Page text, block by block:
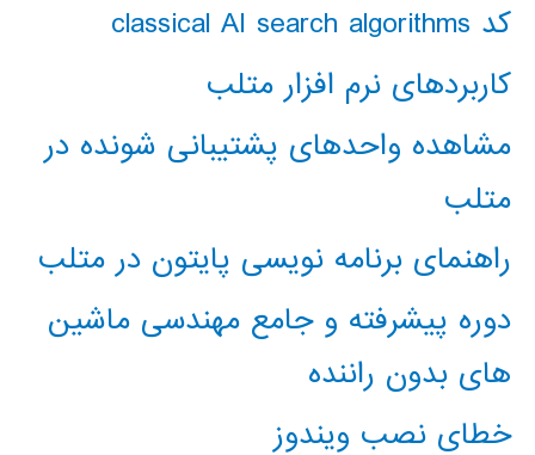
کد classical AI search algorithms
کاربردهای نرم افزار متلب
مشاهده واحدهای پشتیبانی شونده در
متلب
راهنمای برنامه نویسی پایتون در متلب
دوره پیشرفته و جامع مهندسی ماشین
های بدون راننده
خطای نصب ویندوز